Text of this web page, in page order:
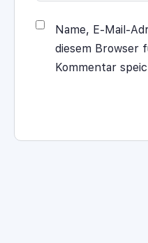
Name, E-Mail-
diesem Browser
Kommentar